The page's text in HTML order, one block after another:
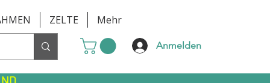
Anmelden
ZELTE Mehr